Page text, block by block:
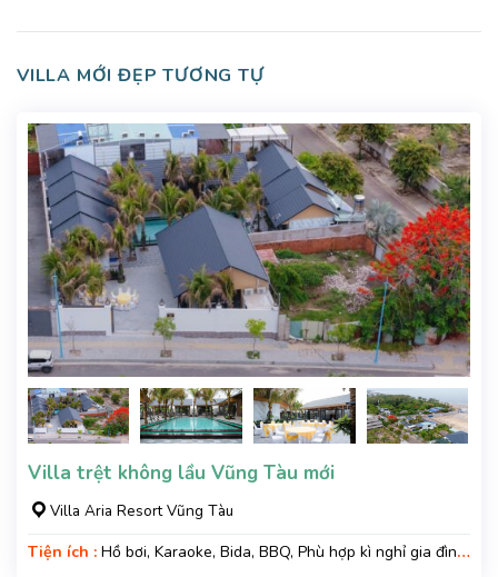
VILLA MỚI ĐẸP TƯƠNG TỰ
Villa trệt không lầu Vũng Tàu mới
Villa Aria Resort Vũng Tàu
Tiện ích : Hồ bơi, Karaoke, Bida, BBQ, Phù hợp kì nghỉ gia đình,